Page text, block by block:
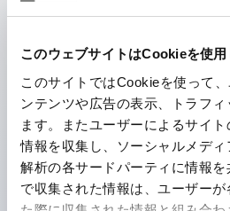
このウェブサイトはCookieを使用
このサイトではCookieを使って
ンテンツや広告の表示、トラフ
ます。またユーザーによるサイ
情報を収集し、ソーシャルメデ
解析の各サードパーティに情報を
で収集された情報は、ユーザー
高電圧タイプのLED球が搭載
タイプの定格使用電圧が最大
丸形圧着端子の配線工数を大
イトのダイレクトタイプを除く
ひとつで6色の役をこなすLED
で色ごとに分かれていたLED球
を表現できるようにしました。